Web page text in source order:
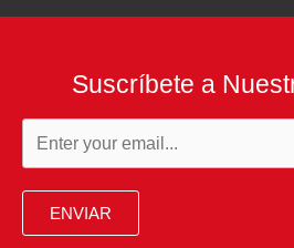
Suscríbete a
ENVIAR